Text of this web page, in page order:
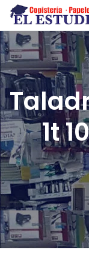
El Estudiante
Copistería
Papelería
Servicios
Novedades
1t